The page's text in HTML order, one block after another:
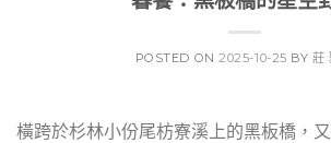
POSTED ON2025-10-25 BY莊
橫跨於杉林小份尾枋寮溪上的黑板橋，